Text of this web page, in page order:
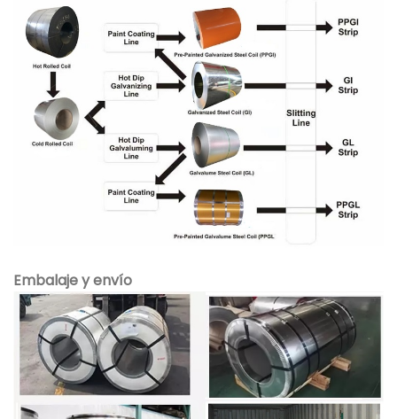
Embalaje y envío